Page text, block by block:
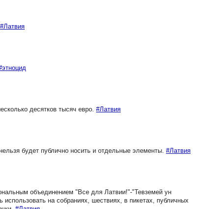
#Латвия
десятков тысяч евро. #Латвия
будет публично носить и отдельные элементы. #Латвия
объединением "Все для Латвии!"-"Тевземей ун
на собраниях, шествиях, в пикетах, публичных